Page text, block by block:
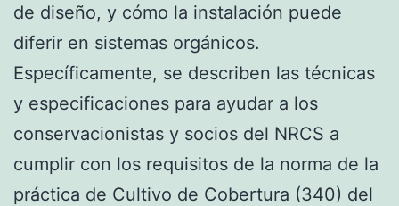
de diseño, y cómo la instalación puede
diferir en sistemas orgánicos.
Específicamente, se describen las técnicas
y especificaciones para ayudar a los
conservacionistas y socios del NRCS a
cumplir con los requisitos de la norma de la
práctica de Cultivo de Cobertura (340) del